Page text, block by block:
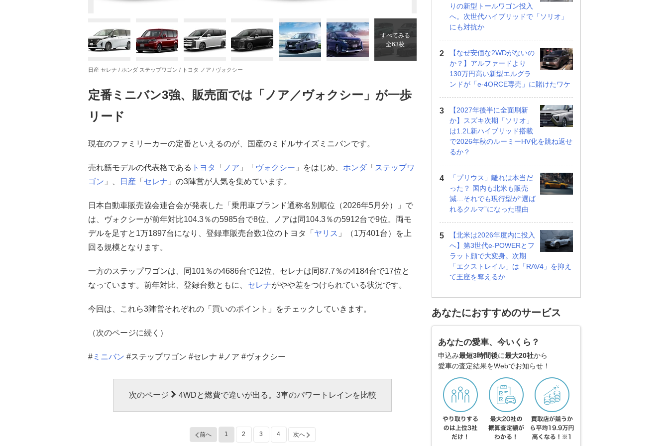
すべてみる
全63枚
日産 セレナ / ホンダ ステップワゴン / トヨタ ノア / ヴォクシー
定番ミニバン3強、販売面では「ノア／ヴォクシー」が一歩
リード
現在のファミリーカーの定番といえるのが、国産のミドルサイズミニバンです。
売れ筋モデルの代表格である トヨタ 「 ノア 」「 ヴォクシー 」をはじめ、 ホンダ 「 ステップワ
ゴン 」、 日産 「 セレナ 」の3陣営が人気を集めています。
日本自動車販売協会連合会が発表した「乗用車ブランド通称名別順位（2026年5月分）」で
は、ヴォクシーが前年対比104.3％の5985台で8位、ノアは同104.3％の5912台で9位。両モ
デルを足すと1万1897台になり、登録車販売台数1位のトヨタ「 ヤリス 」（1万401台）を上
回る規模となります。
一方のステップワゴンは、同101％の4686台で12位、セレナは同87.7％の4184台で17位と
なっています。前年対比、登録台数ともに、 セレナがやや差をつけられている状況です。
今回は、これら3陣営それぞれの「買いのポイント」をチェックしていきます。
（次のページに続く）
# ミニバン #ステップワゴン #セレナ #ノア #ヴォクシー
次のページ 4WDと燃費で違いが出る。3車のパワートレインを比較
前へ 1 2 3 4 次へ
りの新型トールワゴン投入
へ。次世代ハイブリッドで「ソリオ」
にも対抗か
【なぜ安価な2WDがないの
か？】アルファードより
130万円高い新型エルグラ
ンドが「e-4ORCE専売」に賭けたワケ
【2027年後半に全面刷新
か】スズキ次期「ソリオ」
は1.2L新ハイブリッド搭載
で2026年秋のルーミーHV化を跳ね返せ
るか？
「プリウス」離れは本当だ
った？ 国内も北米も販売
減…それでも現行型が“選ば
れるクルマ”になった理由
【北米は2026年度内に投入
へ】第3世代e-POWERとフ
ラット顔で大変身。次期
「エクストレイル」は「RAV4」を抑え
て王座を奪えるか
あなたにおすすめのサービス
あなたの愛車、今いくら？
申込み最短3時間後に最大20社から
愛車の査定結果をWebでお知らせ！